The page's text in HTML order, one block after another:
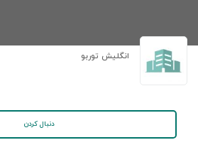
انگلیش توربو
دنبال کردن